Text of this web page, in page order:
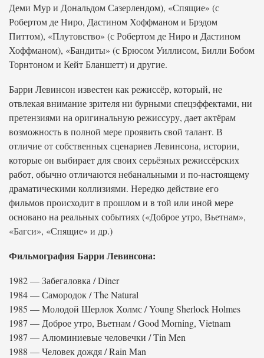
Деми Мур и Дональдом Сазерлендом), «Спящие» (с
Робертом де Ниро, Дастином Хоффманом и Брэдом
Питтом), «Плутовство» (с Робертом де Ниро и Дастином
Хоффманом), «Бандиты» (с Брюсом Уиллисом, Билли Бобом
Торнтоном и Кейт Бланшетт) и другие.
Барри Левинсон известен как режиссёр, который, не
отвлекая внимание зрителя ни бурными спецэффектами, ни
претензиями на оригинальную режиссуру, дает актёрам
возможность в полной мере проявить свой талант. В
отличие от собственных сценариев Левинсона, истории,
которые он выбирает для своих серьёзных режиссёрских
работ, обычно отличаются небанальными и по-настоящему
драматическими коллизиями. Нередко действие его
фильмов происходит в прошлом и в той или иной мере
основано на реальных событиях («Доброе утро, Вьетнам»,
«Багси», «Спящие» и др.)
Фильмография Барри Левинсона:
1982 — Забегаловка / Diner
1984 — Самородок / The Natural
1985 — Молодой Шерлок Холмс / Young Sherlock Holmes
1987 — Доброе утро, Вьетнам / Good Morning, Vietnam
1987 — Алюминиевые человечки / Tin Men
1988 — Человек дождя / Rain Man